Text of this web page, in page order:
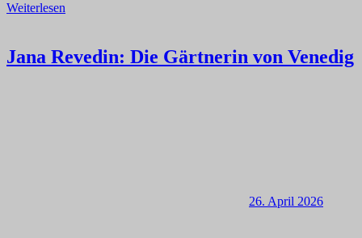
Weiterlesen
Jana Revedin: Die Gärtnerin von Venedig
26. April 2026